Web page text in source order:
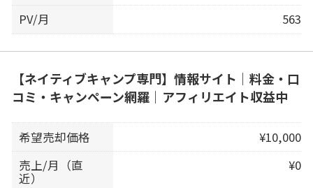
PV/月 563
【ネイティブキャンプ専門】情報サイト｜料金・口
コミ・キャンペーン網羅｜アフィリエイト収益中
希望売却価格
¥10,000
売上/月（直
近）
¥0